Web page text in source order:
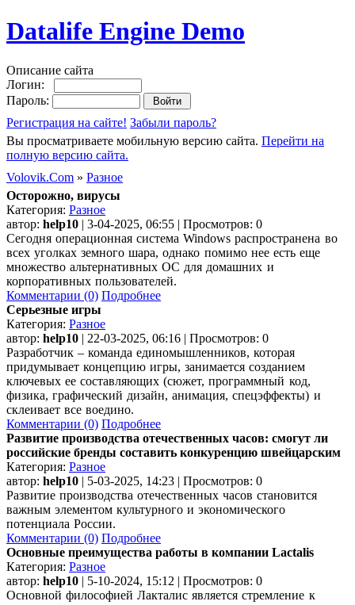
Datalife Engine Demo
Описание сайта
Логин:
Пароль:
Регистрация на сайте! Забыли пароль?
Вы просматриваете мобильную версию сайта. Перейти на
полную версию сайта.
Volovik.Com » Разное
Осторожно, вирусы
Категория: Разное
автор: help10 | 3-04-2025, 06:55 | Просмотров: 0
Сегодня операционная система Windows распространена во
всех уголках земного шара, однако помимо нее есть еще
множество альтернативных ОС для домашних и
корпоративных пользователей.
Комментарии (0) Подробнее
Серьезные игры
Категория: Разное
автор: help10 | 22-03-2025, 06:16 | Просмотров: 0
Разработчик – команда единомышленников, которая
придумывает концепцию игры, занимается созданием
ключевых ее составляющих (сюжет, программный код,
физика, графический дизайн, анимация, спецэффекты) и
склеивает все воедино.
Комментарии (0) Подробнее
Развитие производства отечественных часов: смогут ли
российские бренды составить конкуренцию швейцарским
Категория: Разное
автор: help10 | 5-03-2025, 14:23 | Просмотров: 0
Развитие производства отечественных часов становится
важным элементом культурного и экономического
потенциала России.
Комментарии (0) Подробнее
Основные преимущества работы в компании Lactalis
Категория: Разное
автор: help10 | 5-10-2024, 15:12 | Просмотров: 0
Основной философией Лакталис является стремление к